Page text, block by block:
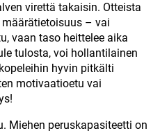
virettä takaisin. Otteista
– vai
vaan taso heittelee aika
tulosta, voi hollantilainen
hyvin pitkälti
motivaatioetu vai
Miehen peruskapasiteetti on